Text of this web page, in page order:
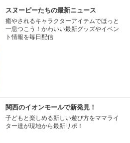
スヌーピーたちの最新ニュース
癒やされるキャラクターアイテムでほっと
一息つこう！かわいい最新グッズやイベン
ト情報を毎日配信
関西のイオンモールで新発見！
子どもと楽しめる新しい遊び方をママライ
ター達が現地から最新リポ！